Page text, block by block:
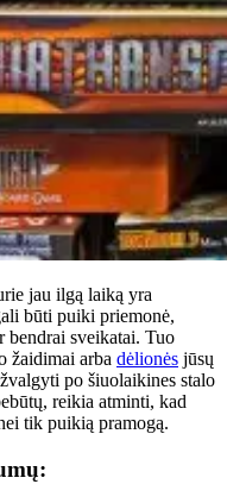
jau ilgą laiką yra
būti puiki priemonė,
bendrai sveikatai. Tuo
žaidimai arba dėlionės jūsų
po šiuolaikines stalo
reikia atminti, kad
tik puikią pramogą.